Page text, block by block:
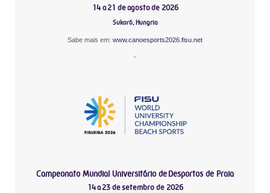
14 a 21 de agosto de 2026
Sukoró, Hungria
Sabe mais em: www.canoesports2026.fisu.net
-
Campeonato Mundial Universitário de Desportos de Praia
14 a 23 de setembro de 2026